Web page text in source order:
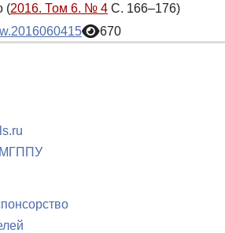
(2016. Том 6. № 4 С. 166–176)
670
МГППУ